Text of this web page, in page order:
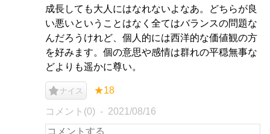
成長しても大人にはなれないよなあ。どちらが良
い悪いということはなく全てはバランスの問題な
んだろうけれど、個人的には西洋的な価値観の方
を好みます。個の意思や感情は群れの平穏無事な
どよりも遥かに尊い。
ナイス ★18
コメント(0) 2021/08/16